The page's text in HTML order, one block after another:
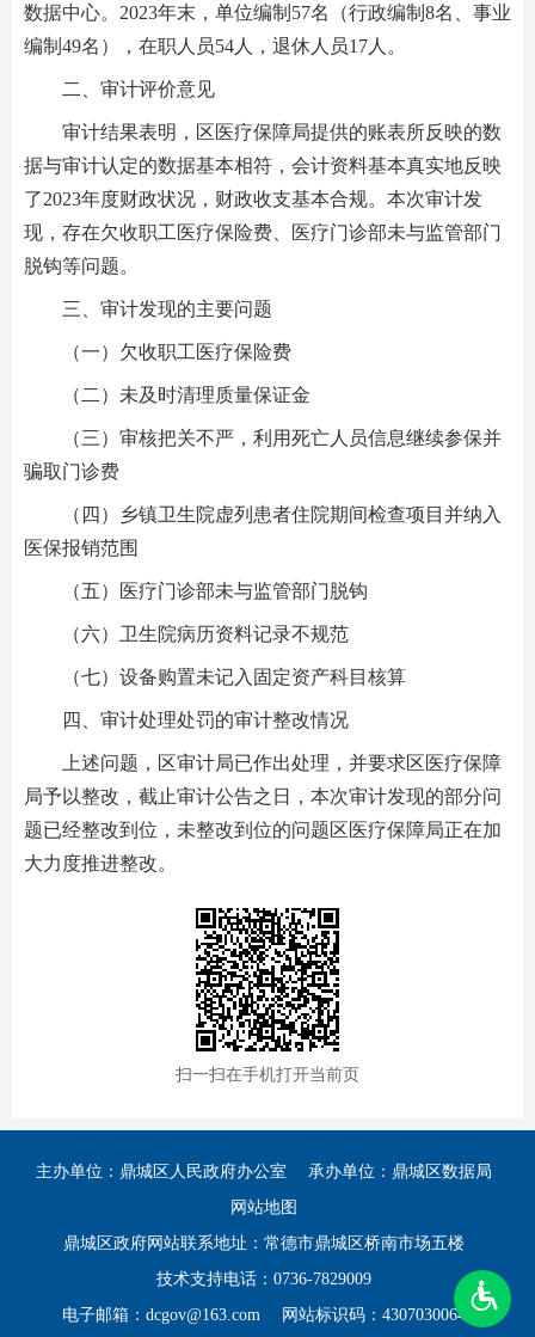
数据中心。2023年末，单位编制57名（行政编制8名、事业
编制49名），在职人员54人，退休人员17人。
二、审计评价意见
审计结果表明，区医疗保障局提供的账表所反映的数
据与审计认定的数据基本相符，会计资料基本真实地反映
了2023年度财政状况，财政收支基本合规。本次审计发
现，存在欠收职工医疗保险费、医疗门诊部未与监管部门
脱钩等问题。
三、审计发现的主要问题
（一）欠收职工医疗保险费
（二）未及时清理质量保证金
（三）审核把关不严，利用死亡人员信息继续参保并
骗取门诊费
（四）乡镇卫生院虚列患者住院期间检查项目并纳入
医保报销范围
（五）医疗门诊部未与监管部门脱钩
（六）卫生院病历资料记录不规范
（七）设备购置未记入固定资产科目核算
四、审计处理处罚的审计整改情况
上述问题，区审计局已作出处理，并要求区医疗保障
局予以整改，截止审计公告之日，本次审计发现的部分问
题已经整改到位，未整改到位的问题区医疗保障局正在加
大力度推进整改。
扫一扫在手机打开当前页
主办单位：鼎城区人民政府办公室
承办单位：鼎城区数据局
网站地图
鼎城区政府网站联系地址：常德市鼎城区桥南市场五楼
技术支持电话：0736-7829009
电子邮箱：dcgov@163.com
网站标识码：4307030064